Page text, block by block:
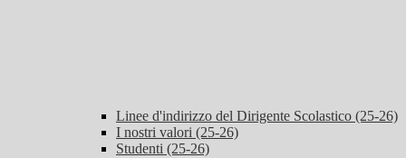
Linee d'indirizzo del Dirigente Scolastico (25-26)
I nostri valori (25-26)
Studenti (25-26)